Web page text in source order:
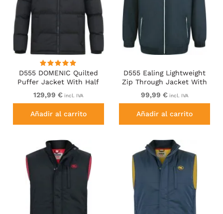
D555 DOMENIC Quilted
Puffer Jacket With Half
Micro Fleece Lining And
Hood Black
129,99 € incl. IVA
Añadir al carrito
D555 Ealing Lightweight
Zip Through Jacket With
Zip Pockets Navy
99,99 € incl. IVA
Añadir al carrito